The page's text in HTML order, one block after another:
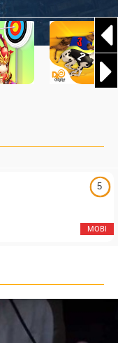
5
MOBI